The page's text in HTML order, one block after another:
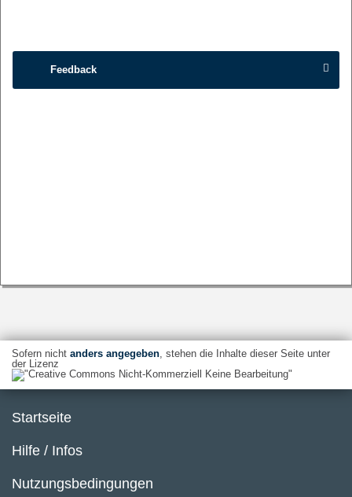
Feedback
Sofern nicht anders angegeben, stehen die Inhalte dieser Seite unter
der Lizenz
Startseite
Hilfe / Infos
Nutzungsbedingungen